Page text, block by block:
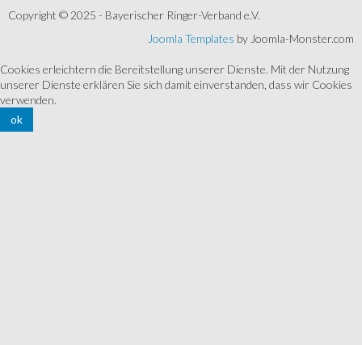
Copyright © 2025 - Bayerischer Ringer-Verband e.V.
Joomla Templates by Joomla-Monster.com
Cookies erleichtern die Bereitstellung unserer Dienste. Mit der Nutzung
unserer Dienste erklären Sie sich damit einverstanden, dass wir Cookies
verwenden.
ok